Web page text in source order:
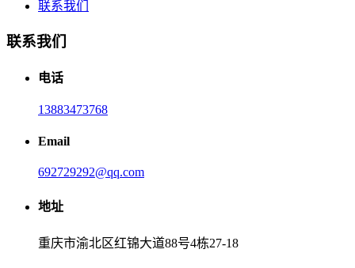
联系我们
联系我们
电话
13883473768
Email
692729292@qq.com
地址
重庆市渝北区红锦大道88号4栋27-18